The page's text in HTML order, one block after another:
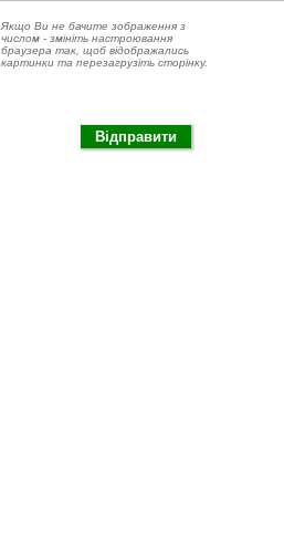
Якщо Ви не бачите зображення з
числом - змініть настроювання
браузера так, щоб відображались
картинки та перезагрузіть сторінку.